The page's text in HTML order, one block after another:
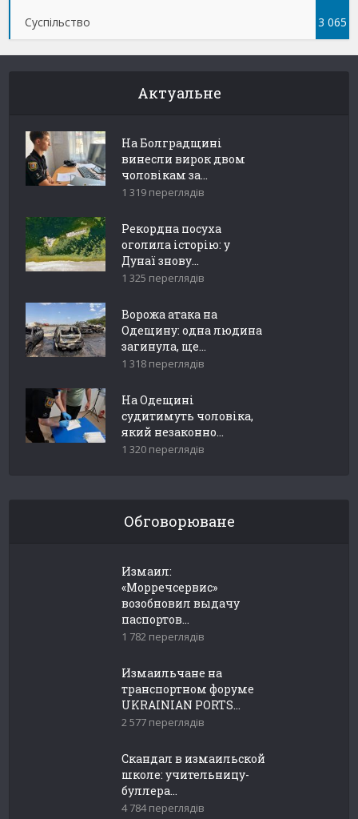
Суспільство 3 065
Актуальне
На Болградщині
винесли вирок двом
чоловікам за...
1 319 переглядів
Рекордна посуха
оголила історію: у
Дунаї знову...
1 325 переглядів
Ворожа атака на
Одещину: одна людина
загинула, ще...
1 318 переглядів
На Одещині
судитимуть чоловіка,
який незаконно...
1 320 переглядів
Обговорюване
Измаил:
«Морречсервис»
возобновил выдачу
паспортов...
1 782 переглядів
Измаильчане на
транспортном форуме
UKRAINIAN PORTS...
2 577 переглядів
Скандал в измаильской
школе: учительницу-
буллера...
4 784 переглядів